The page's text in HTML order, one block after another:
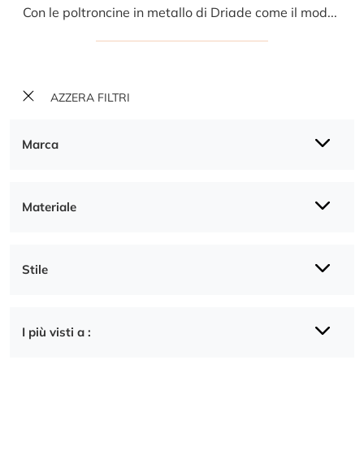
AZZERA FILTRI
Marca
Materiale
Stile
I più visti a :
Con le poltroncine in metallo di Driade come il modello SUKI potrai ultimare il tuo progetto d'arredo.